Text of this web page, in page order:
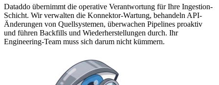
Dataddo übernimmt die operative Verantwortung für Ihre Ingestion-
Schicht. Wir verwalten die Konnektor-Wartung, behandeln API-
Änderungen von Quellsystemen, überwachen Pipelines proaktiv
und führen Backfills und Wiederherstellungen durch. Ihr
Engineering-Team muss sich darum nicht kümmern.